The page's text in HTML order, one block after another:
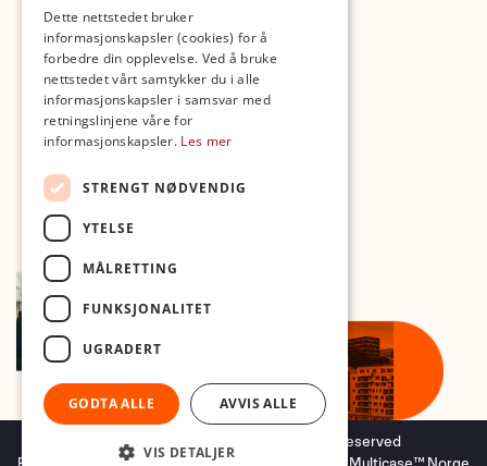
Med forbehold om skrive- og lagerfeil
Copyright © 2026 Foto.no - All rights reserved
Dette nettstedet bruker
informasjonskapsler (cookies) for å
forbedre din opplevelse. Ved å bruke
nettstedet vårt samtykker du i alle
informasjonskapsler i samsvar med
retningslinjene våre for
informasjonskapsler. Les mer
STRENGT NØDVENDIG
YTELSE
MÅLRETTING
FUNKSJONALITET
UGRADERT
GODTA ALLE AVVIS ALLE
VIS DETALJER